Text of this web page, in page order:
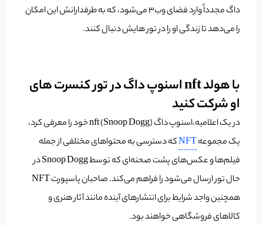
داگ مجدداً وارد فضای وب3 می‌شود، که به طرفدارانش این امکان
را می‌دهد تا زندگی او را در تور ‌هایش دنبال کنند.
با هولد nft اسنوپ داگ در تور‌ کنسرت های
او شرکت کنید
در یک اعلامیه،اسنوپ داگ (Snoop Dogg) nft خود را معرفی کرد،
یک مجموعهNFTکه دسترسی به محتواهای مختلفی از جمله
فیلم‌ها و عکس‌های پشت صحنه‌ای که توسط Snoop Dogg در
حال تور ارسال می‌شود را فراهم می‌کند. صاحبان پاسپورت NFT
همچنین واجد شرایط برای انتشارهای آینده مانند آثار هنری و
کالاهای فروشگاهی خواهند بود.